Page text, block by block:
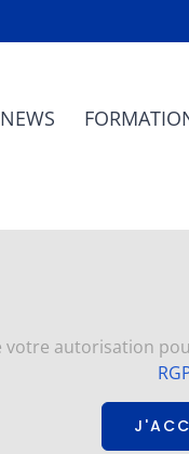
NEWS
autorisation